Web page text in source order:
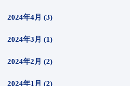
2024年4月 (3)
2024年3月 (1)
2024年2月 (2)
2024年1月 (2)